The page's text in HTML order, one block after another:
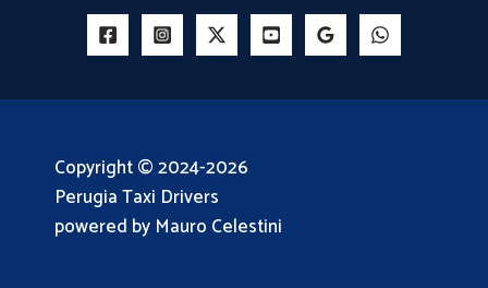
Copyright © 2024-2026
Perugia Taxi Drivers
powered by Mauro Celestini